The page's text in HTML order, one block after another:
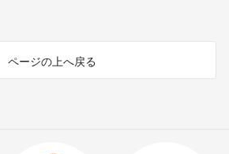
ページの上へ戻る